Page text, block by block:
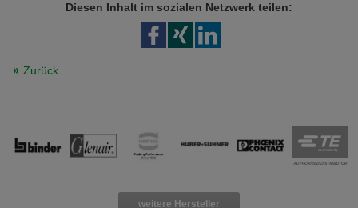
Diesen Inhalt im sozialen Netzwerk teilen:
Zurück
weitere Hersteller